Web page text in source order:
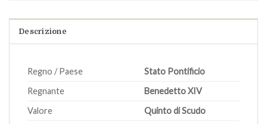
Descrizione
Regno / Paese
Stato Pontificio
Regnante
Benedetto XIV
Valore
Quinto di Scudo